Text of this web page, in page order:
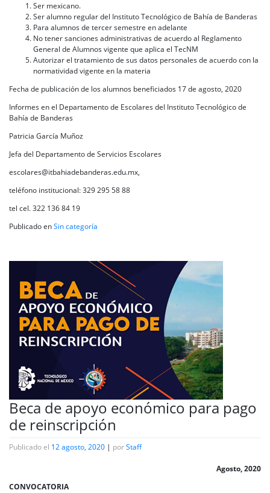
Ser mexicano.
Ser alumno regular del Instituto Tecnológico de Bahía de Banderas
Para alumnos de tercer semestre en adelante
No tener sanciones administrativas de acuerdo al Reglamento
General de Alumnos vigente que aplica el TecNM
Autorizar el tratamiento de sus datos personales de acuerdo con la
normatividad vigente en la materia
Fecha de publicación de los alumnos beneficiados 17 de agosto, 2020
Informes en el Departamento de Escolares del Instituto Tecnológico de
Bahía de Banderas
Patricia García Muñoz
Jefa del Departamento de Servicios Escolares
escolares@itbahiadebanderas.edu.mx,
teléfono institucional: 329 295 58 88
tel cel. 322 136 84 19
Publicado enSin categoría
Beca de apoyo económico para pago
de reinscripción
Publicado el 12 agosto, 2020 | porStaff
Agosto, 2020
CONVOCATORIA